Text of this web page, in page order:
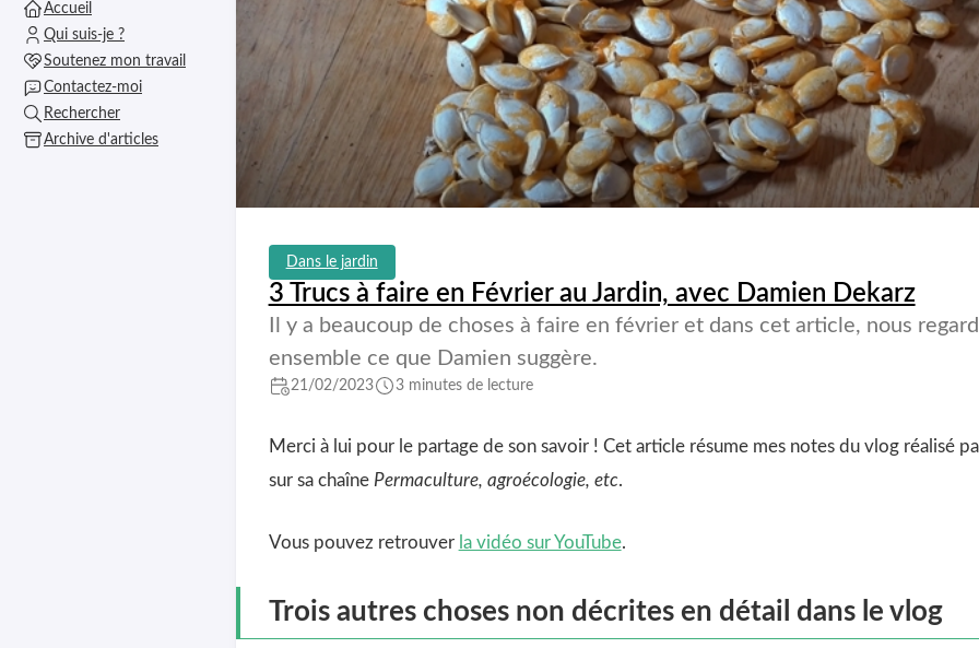
Accueil
Qui suis-je ?
Soutenez mon travail
Contactez-moi
Rechercher
Archive d'articles
Dans le jardin
3 Trucs à faire en Février au Jardin, avec Damien Dekarz
Il y a beaucoup de choses à faire en février et dans cet article, nous
ensemble ce que Damien suggère.
21/02/2023 3 minutes de lecture
Merci à lui pour le partage de son savoir ! Cet article résume mes notes du vlog réalisé
sur sa chaîne Permaculture, agroécologie, etc.
Vous pouvez retrouver la vidéo sur YouTube.
Trois autres choses non décrites en détail dans le vlog